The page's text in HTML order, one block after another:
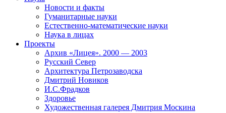
Новости и факты
Гуманитарные науки
Естественно-математические науки
Наука в лицах
Проекты
Архив «Лицея». 2000 — 2003
Русский Север
Архитектура Петрозаводска
Дмитрий Новиков
И.С.Фрадков
Здоровье
Художественная галерея Дмитрия Москина